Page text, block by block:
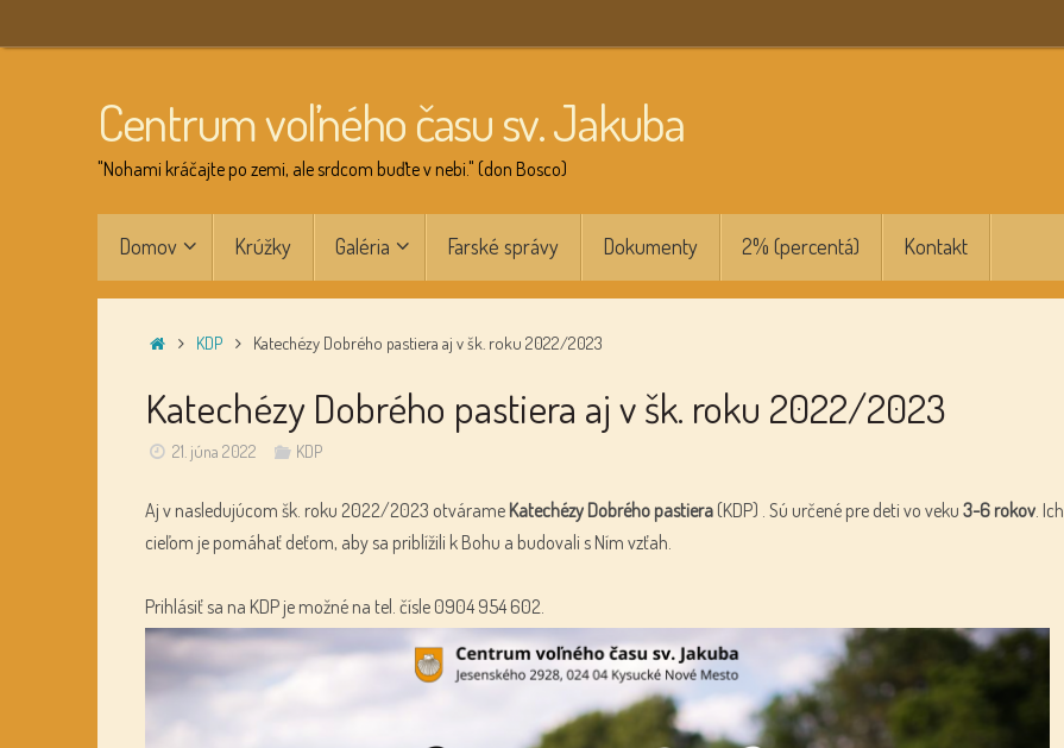
to
Centrum voľného času sv. Jakuba
"Nohami kráčajte po zemi, ale srdcom buďte v nebi." (don Bosco)
Domov Krúžky Galéria Farské správy Dokumenty 2% (percentá) Kontakt
HomeKDP Katechézy Dobrého pastiera aj v šk. roku 2022/2023
Katechézy Dobrého pastiera aj v šk. roku 2022/2023
21. júna 2022 KDP
Aj v nasledujúcom šk. roku 2022/2023 otvárame Katechézy Dobrého pastiera (KDP) . Sú určené pre deti vo veku 3-6 rokov. Ich
cieľom je pomáhať deťom, aby sa priblížili k Bohu a budovali s Ním vzťah.
Prihlásiť sa na KDP je možné na tel. čísle 0904 954 602.